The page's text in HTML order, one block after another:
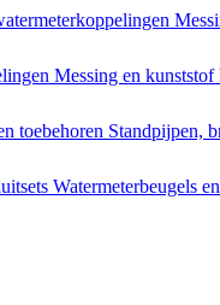
Messing en kunststof
Standpijpen,
Watermeterbeugels